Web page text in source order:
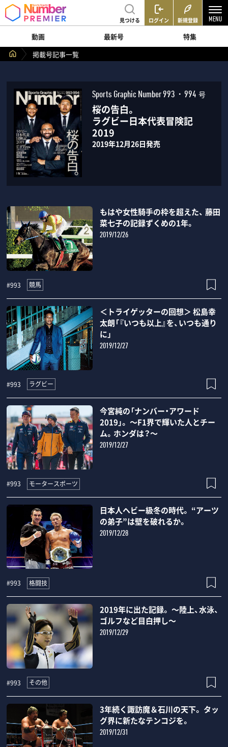
見つける ログイン 新規登録
動画 最新号
特集
掲載号記事一覧
Sports Graphic Number 993・994 号
桜の告白。
ラグビー日本代表冒険記
2019
2019年12月26日発売
もはや女性騎手の枠を超えた、 藤田
菜七子の記録ずくめの1年。
2019/12/26
#993 競馬
＜トライゲッターの回想＞ 松島幸
太朗「『いつも以上』を、いつも通り
に」
2019/12/27
#993 ラグビー
今宮純の「ナンバー・アワード
2019」。 ～F1界で輝いた人とチー
ム。ホンダは？～
2019/12/27
#993 モータースポーツ
日本人ヘビー級冬の時代。 “アーツ
の弟子”は壁を破れるか。
2019/12/28
#993 格闘技
2019年に出た記録。 ～陸上、水泳、
ゴルフなど目白押し～
2019/12/29
#993 その他
3年続く諏訪魔＆石川の天下。 タッ
グ界に新たなテンコジを。
2019/12/31